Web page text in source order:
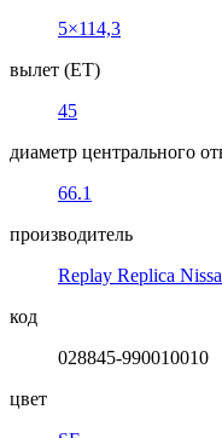
5×114,3
вылет (ET)
45
диаметр центрального
66.1
производитель
Replay Replica
код
028845-990010010
цвет